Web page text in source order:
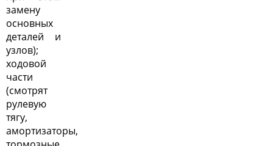
замену
основных
деталей и
узлов);
ходовой
части
(смотрят
рулевую
тягу,
амортизаторы,